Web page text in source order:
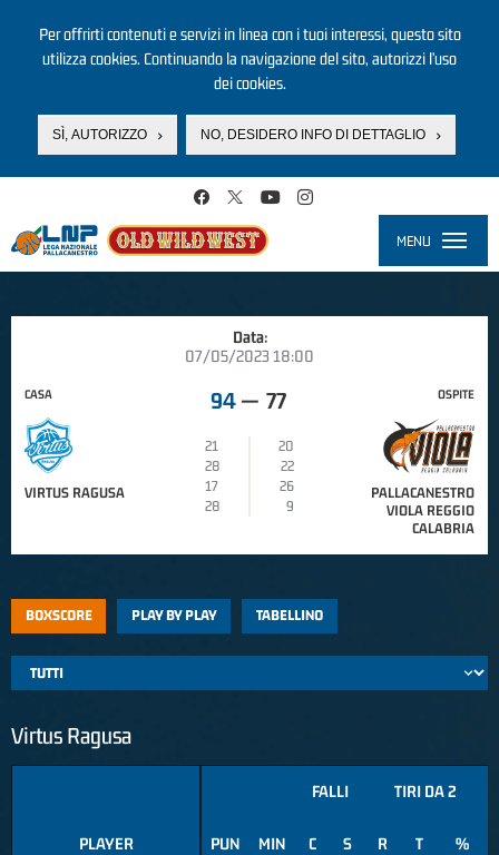
Per offrirti contenuti e servizi in linea con i tuoi interessi, questo sito
utilizza cookies. Continuando la navigazione del sito, autorizzi l’uso
dei cookies.
SÌ, AUTORIZZO NO, DESIDERO INFO DI DETTAGLIO
MENU
Data:
07/05/2023 18:00
CASA
VIRTUS RAGUSA
94 — 77
21
20
28
22
17
26
28
9
OSPITE
PALLACANESTRO
VIOLA REGGIO
CALABRIA
BOXSCORE PLAY BY PLAY TABELLINO
Virtus Ragusa
PLAYER
FALLI TIRI DA 2
PUN MIN C S R T %